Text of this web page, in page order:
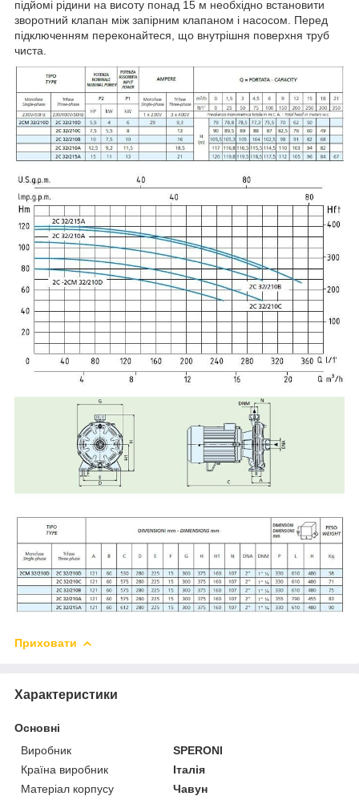
підйомі рідини на висоту понад 15 м необхідно встановити
зворотний клапан між запірним клапаном і насосом. Перед
підключенням переконайтеся, що внутрішня поверхня труб
чиста.
Приховати
Характеристики
Основні
Виробник
SPERONI
Країна виробник
Італія
Матеріал корпусу
Чавун